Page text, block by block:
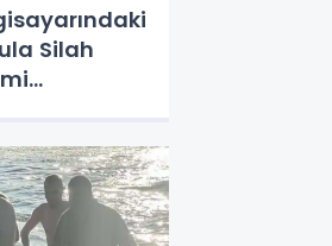
Silah